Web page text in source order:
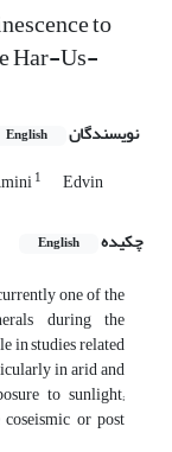
to
Har-Us-
نویسندگان English
1 Edvin
چکیده English
one of the
during the
in studies related
in arid and
to sunlight;
or post